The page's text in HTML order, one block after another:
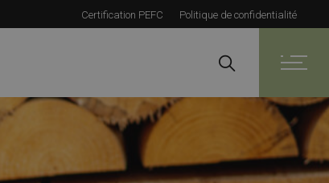
Certification PEFC Politique de confidentialité